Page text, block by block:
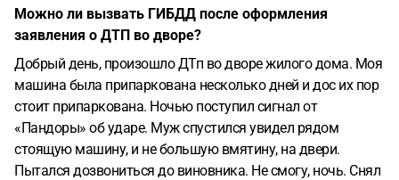
Можно ли вызвать ГИБДД после оформления
заявления о ДТП во дворе?
Добрый день, произошло ДТп во дворе жилого дома. Моя
машина была припаркована несколько дней и дос их пор
стоит припаркована. Ночью поступил сигнал от
«Пандоры» об ударе. Муж спустился увидел рядом
стоящую машину, и не большую вмятину, на двери.
Пытался дозвониться до виновника. Не смогу, ночь. Снял